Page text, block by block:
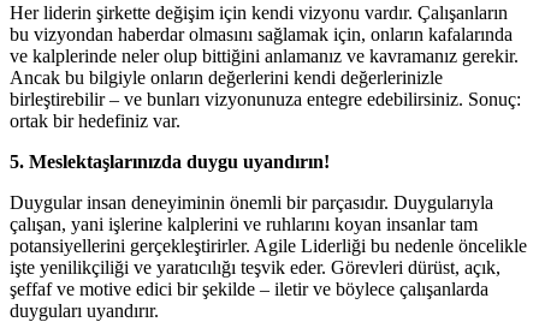
Her liderin şirkette değişim için kendi vizyonu vardır. Çalışanların
bu vizyondan haberdar olmasını sağlamak için, onların kafalarında
ve kalplerinde neler olup bittiğini anlamanız ve kavramanız gerekir.
Ancak bu bilgiyle onların değerlerini kendi değerlerinizle
birleştirebilir – ve bunları vizyonunuza entegre edebilirsiniz. Sonuç:
ortak bir hedefiniz var.
5. Meslektaşlarınızda duygu uyandırın!
Duygular insan deneyiminin önemli bir parçasıdır. Duygularıyla
çalışan, yani işlerine kalplerini ve ruhlarını koyan insanlar tam
potansiyellerini gerçekleştirirler. Agile Liderliği bu nedenle öncelikle
işte yenilikçiliği ve yaratıcılığı teşvik eder. Görevleri dürüst, açık,
şeffaf ve motive edici bir şekilde – iletir ve böylece çalışanlarda
duyguları uyandırır.